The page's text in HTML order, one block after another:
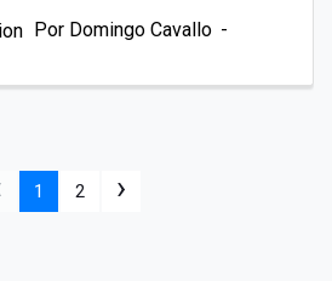
Por Domingo Cavallo
1 2 ›